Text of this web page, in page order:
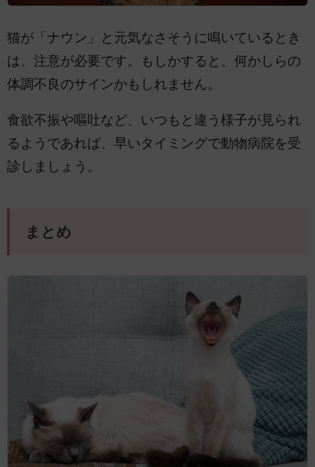
猫が「ナウン」と元気なさそうに鳴いているとき
は、注意が必要です。もしかすると、何かしらの
体調不良のサインかもしれません。
食欲不振や嘔吐など、いつもと違う様子が見られ
るようであれば、早いタイミングで動物病院を受
診しましょう。
まとめ